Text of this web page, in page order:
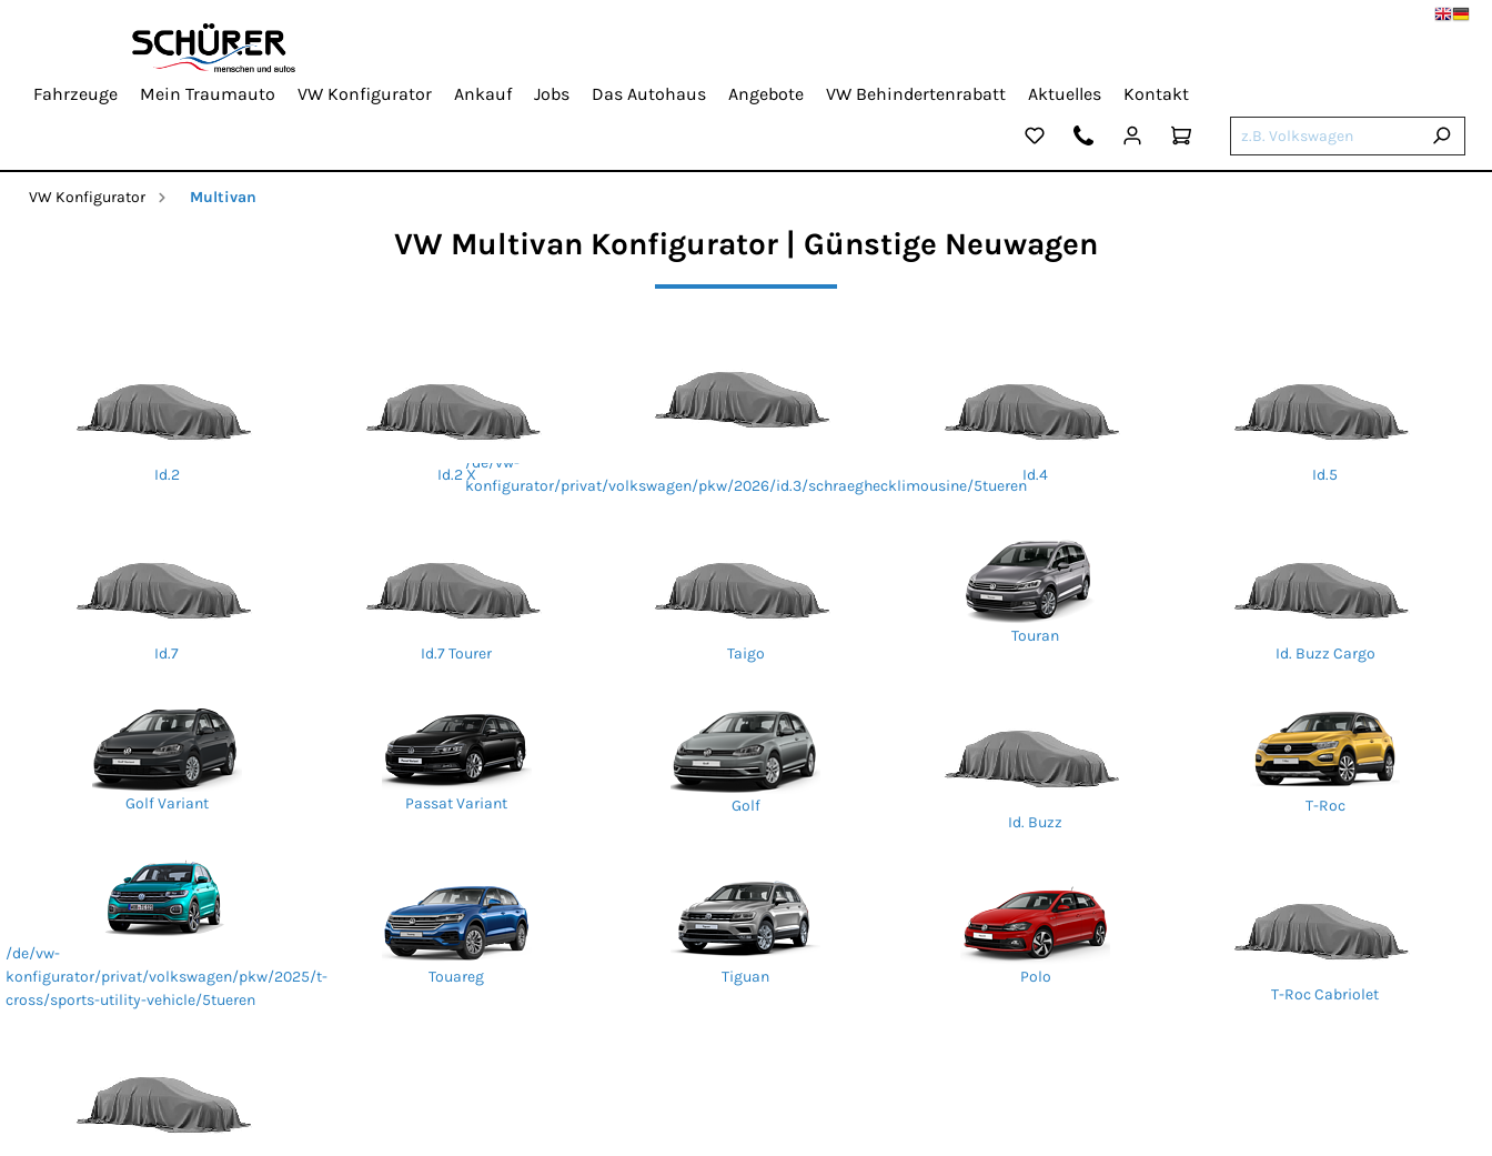
Fahrzeuge Mein Traumauto VW Konfigurator Ankauf Jobs Das Autohaus Angebote VW Behindertenrabatt Aktuelles Kontakt
VW Konfigurator Multivan
VW Multivan Konfigurator | Günstige Neuwagen
Id.2 Id.2 X
/de/vw-
konfigurator/privat/volkswagen/pkw/2026/id.3/schraeghecklimousine/5tueren
Id.4 Id.5
Id.7 Id.7 Tourer Taigo
Touran
Id. Buzz Cargo
Golf Variant Passat Variant
Golf
Id. Buzz
T-Roc
/de/vw-
konfigurator/privat/volkswagen/pkw/2025/t-
cross/sports-utility-vehicle/5tueren
Touareg Tiguan
Polo
T-Roc Cabriolet